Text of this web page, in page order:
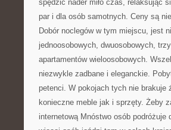
spędzić nader miło czas, relaksując
par i dla osób samotnych. Ceny są
Dobór noclegów w tym miejscu, jest
jednoosobowych, dwuosobowych,
apartamentów wieloosobowych.
niezwykle zadbane i eleganckie.
petenci. W pokojach tych nie brakuje
konieczne meble jak i sprzęty. Żeby
internetową Mnóstwo osób